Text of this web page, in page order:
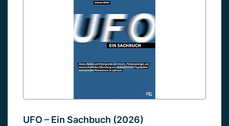
UFO – Ein Sachbuch (2026)